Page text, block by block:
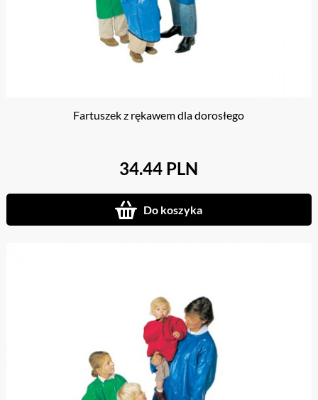
Fartuszek z rękawem dla dorosłego
34.44 PLN
Do koszyka